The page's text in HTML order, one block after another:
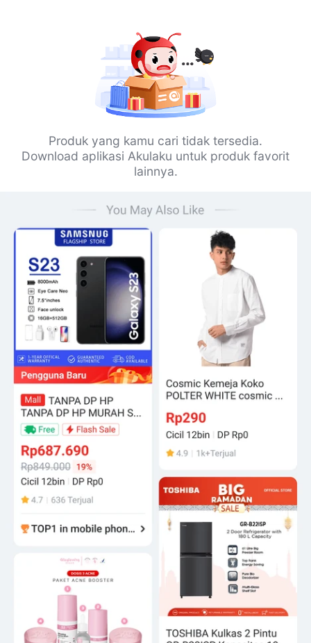
Produk yang kamu cari tidak tersedia.
Download aplikasi Akulaku untuk produk favorit
lainnya.